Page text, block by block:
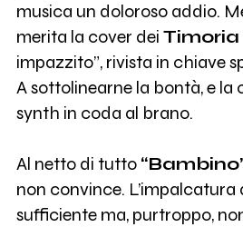
musica un doloroso addio.
merita la cover dei Timoria
impazzito”, rivista in chiave
A sottolinearne la bontà, e la
synth in coda al brano.
Al netto di tutto
non convince. L’impalcatura
sufficiente ma, purtroppo,